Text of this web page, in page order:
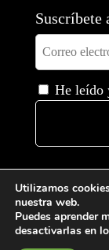
Suscríbete
He leído
Utilizamos
nuestra web.
Puedes aprender
desactivarlas en